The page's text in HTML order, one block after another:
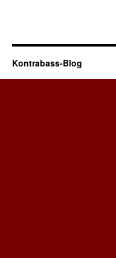
Kontrabass-Blog